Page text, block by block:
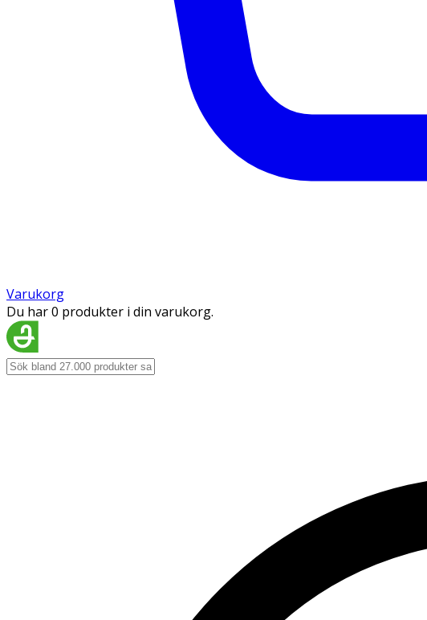
Varukorg
Du har 0 produkter i din varukorg.